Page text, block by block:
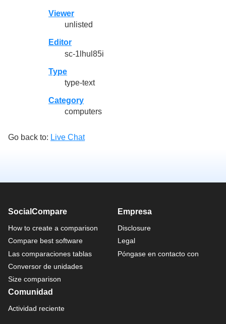
Viewer
unlisted
Editor
sc-1lhul85i
Type
type-text
Category
computers
Go back to: Live Chat
SocialCompare
How to create a comparison
Compare best software
Las comparaciones tablas
Conversor de unidades
Size comparison
Empresa
Disclosure
Legal
Póngase en contacto con
Comunidad
Actividad reciente